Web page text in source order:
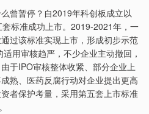
暂停？自2019年科创板成立以
标准成功上市。2019-2021年，一
过该标准实现上市，形成初步示范
用审核趋严，不少企业主动撤回，
于IPO审核整体收紧、部分企业上
熟、医药反腐行动对企业提出更高
者保护考量，采用第五套上市标准